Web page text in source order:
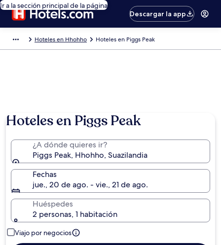
Ir a la sección principal de la página
Descargar la app
Hoteles en Hhohho Hoteles en Piggs Peak
Hoteles en Piggs Peak
¿A dónde quieres ir?
Piggs Peak, Hhohho, Suazilandia
Fechas
jue., 20 de ago. - vie., 21 de ago.
Huéspedes
2 personas, 1 habitación
Viajo por negocios